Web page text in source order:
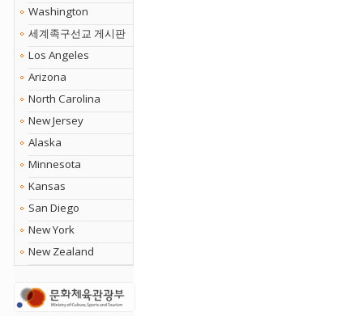
Washington
세계족구선교 게시판
Los Angeles
Arizona
North Carolina
New Jersey
Alaska
Minnesota
Kansas
San Diego
New York
New Zealand